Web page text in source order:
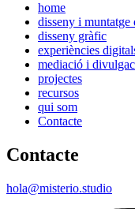
home
disseny i muntatge
disseny gràfic
experiències
mediació i
projectes
recursos
qui som
Contacte
Contacte
hola@misterio.studio